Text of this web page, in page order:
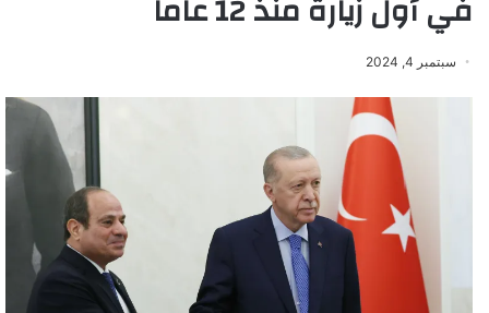
في أول زيارة منذ 12 عاما
سبتمبر 4, 2024